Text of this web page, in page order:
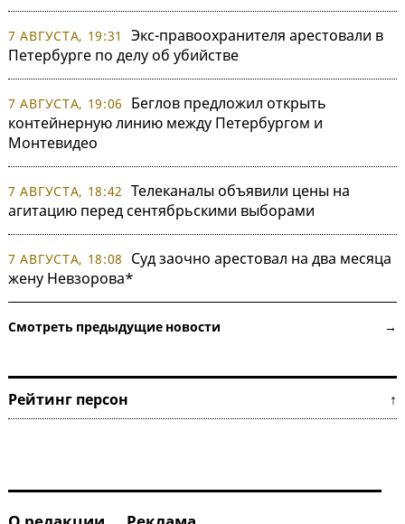
7 АВГУСТА, 19:31
Экс-правоохранителя арестовали в
Петербурге по делу об убийстве
7 АВГУСТА, 19:06
Беглов предложил открыть
контейнерную линию между Петербургом и
Монтевидео
7 АВГУСТА, 18:42 Телеканалы объявили цены на
агитацию перед сентябрьскими выборами
7 АВГУСТА, 18:08
Суд заочно арестовал на два месяца
жену Невзорова*
Смотреть предыдущие новости →
Рейтинг персон ↑